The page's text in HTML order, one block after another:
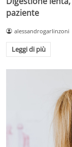
paziente
alessandrogarlinzoni
Leggi di più